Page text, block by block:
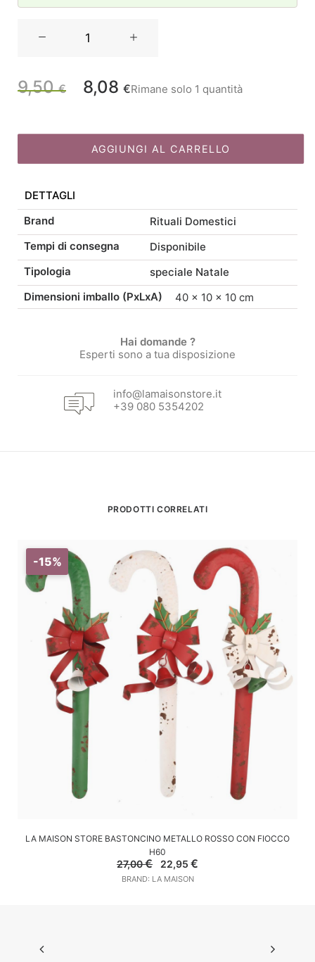
Choisya
40
9,50€
originale
era:
9,50 €.
8,08 €Il
attuale
8,08 €.
Rimane solo 1 quantità
AGGIUNGI AL CARRELLO
DETTAGLI
Brand
Rituali Domestici
Tempi di consegna
Disponibile
Tipologia
speciale Natale
Dimensioni imballo (PxLxA)
40 × 10 × 10 cm
Hai domande ?
Esperti sono a tua disposizione
info@lamaisonstore.it
+39 080 5354202
PRODOTTI CORRELATI
-15%
AGGIUNGI AL CARRELLO
LA MAISON STORE BASTONCINO METALLO ROSSO CON FIOCCO
H60
27,00€
Il
prezzo
originale
22,95 €Il
BRAND: LA MAISON